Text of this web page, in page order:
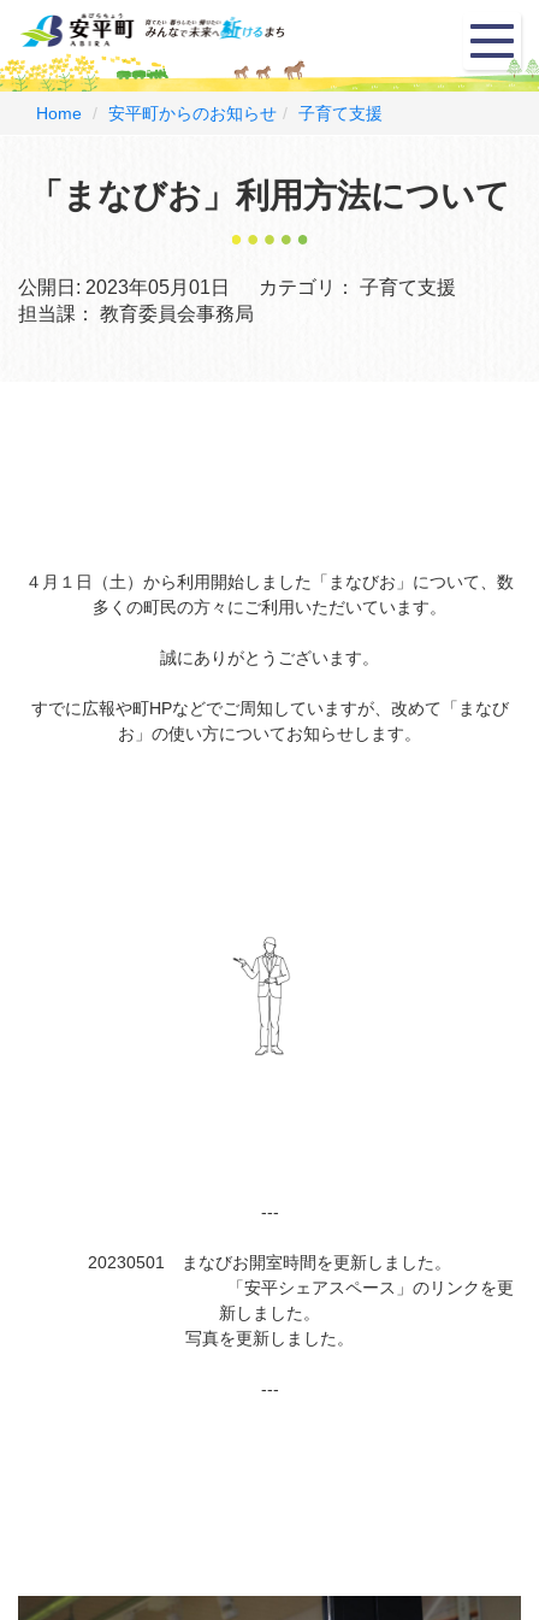
メ
ニ
ュ
Home 安平町からのお知らせ 子育て支援
「まなびお」利用方法について
公開日: 2023年05月01日 カテゴリ：
子育て支援
担当課：
教育委員会事務局
４月１日（土）から利用開始しました「まなびお」について、数
多くの町民の方々にご利用いただいています。
誠にありがとうございます。
すでに広報や町HPなどでご周知していますが、改めて「まなび
お」の使い方についてお知らせします。
---
20230501 まなびお開室時間を更新しました。
「安平シェアスペース」のリンクを更
新しました。
写真を更新しました。
---